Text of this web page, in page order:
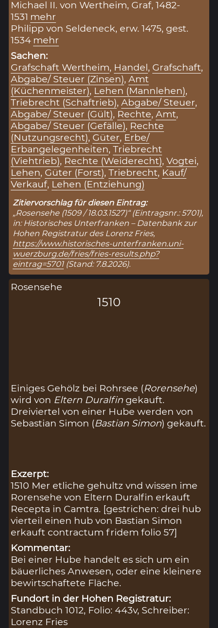
Michael II. von Wertheim, Graf, 1482-
1531 mehr
Philipp von Seldeneck, erw. 1475, gest.
1534 mehr
Sachen:
Grafschaft Wertheim, Handel, Grafschaft,
Abgabe/ Steuer (Zinsen),Amt
(Küchenmeister), Lehen (Mannlehen),
Triebrecht (Schaftrieb),Abgabe/ Steuer,
Abgabe/ Steuer (Gült), Rechte,Amt,
Abgabe/ Steuer (Gefälle), Rechte
(Nutzungsrecht), Güter, Erbe/
Erbangelegenheiten,Triebrecht
(Viehtrieb), Rechte (Weiderecht),Vogtei,
Lehen, Güter (Forst),Triebrecht, Kauf/
Verkauf, Lehen (Entziehung)
Zitiervorschlag für diesen Eintrag:
„Rosensehe (1509 / 18.03.1527)“ (Eintragsnr.: 5701),
in: Historisches Unterfranken – Datenbank zur
Hohen Registratur des Lorenz Fries,
https://www.historisches-unterfranken.uni-
wuerzburg.de/fries/fries-results.php?
eintrag=5701(Stand: 7.8.2026).
Rosensehe
1510
Einiges Gehölz bei Rohrsee (Rorensehe)
wird von Eltern Duralfin gekauft.
Dreiviertel von einer Hube werden von
Sebastian Simon (Bastian Simon) gekauft.
Exzerpt:
1510 Mer etliche gehultz vnd wissen ime
Rorensehe von Eltern Duralfin erkauft
Recepta in Camtra. [gestrichen: drei hub
vierteil einen hub von Bastian Simon
erkauft contractum fridem folio 57]
Kommentar:
Bei einer Hube handelt es sich um ein
bäuerliches Anwesen, oder eine kleinere
bewirtschaftete Fläche.
Fundort in der Hohen Registratur:
Standbuch 1012, Folio: 443v, Schreiber:
Lorenz Fries